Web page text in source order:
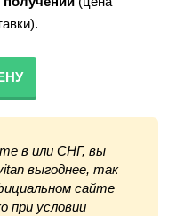
в или СНГ, вы
выгоднее, так
сайте
при условии